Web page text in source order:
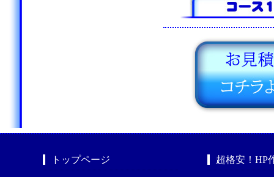
トップページ 超格安！HP